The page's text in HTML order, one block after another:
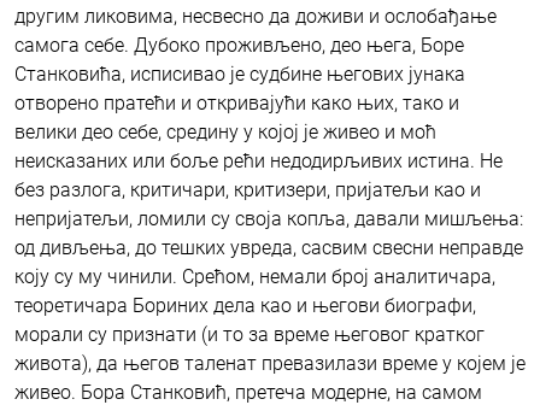
другим ликовима, несвесно да доживи и ослобађање
самога себе. Дубоко проживљено, део њега, Боре
Станковића, исписивао је судбине његових јунака
отворено пратећи и откривајући како њих, тако и
велики део себе, средину у којој је живео и моћ
неисказаних или боље рећи недодирљивих истина. Не
без разлога, критичари, критизери, пријатељи као и
непријатељи, ломили су своја копља, давали мишљења:
од дивљења, до тешких увреда, сасвим свесни неправде
коју су му чинили. Срећом, немали број аналитичара,
теоретичара Бориних дела као и његови биографи,
морали су признати (и то за време његовог кратког
живота), да његов таленат превазилази време у којем је
живео. Бора Станковић, претеча модерне, на самом